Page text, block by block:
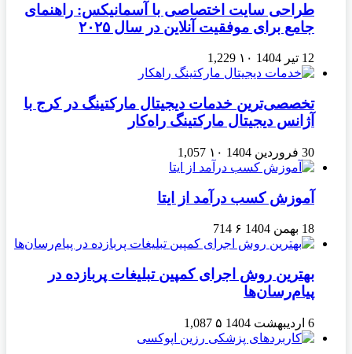
طراحی سایت اختصاصی با آسمانیکس: راهنمای
جامع برای موفقیت آنلاین در سال ۲۰۲۵
12 تیر 1404 ۱۰ 1,229
تخصصی‌ترین خدمات دیجیتال مارکتینگ در کرج با
آژانس دیجیتال مارکتینگ راه‌کار
30 فروردین 1404 ۱۰ 1,057
آموزش کسب درآمد از ایتا
18 بهمن 1404 ۶ 714
بهترین روش اجرای کمپین تبلیغات پربازده در
پیام‌رسان‌ها
6 اردیبهشت 1404 ۵ 1,087